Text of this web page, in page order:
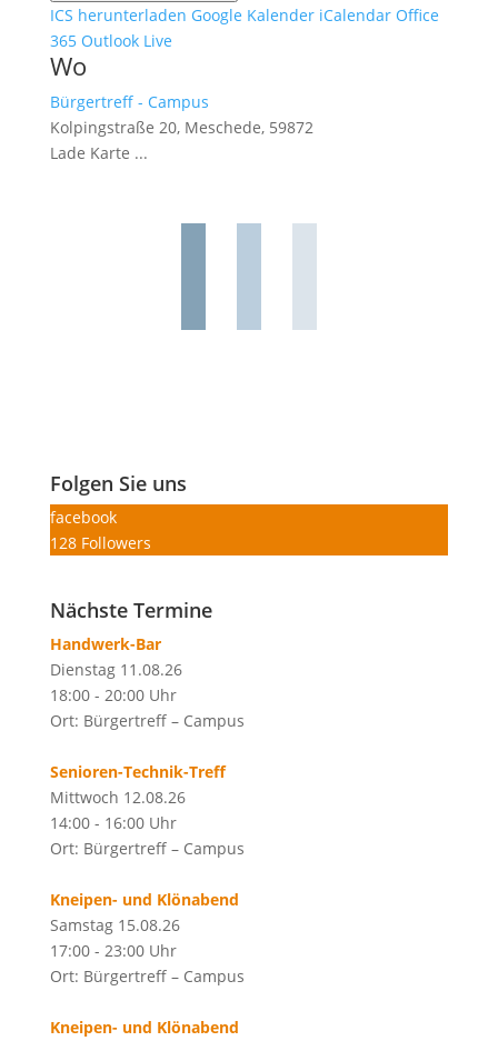
ICS herunterladen Google Kalender iCalendar Office
365 Outlook Live
Wo
Bürgertreff - Campus
Kolpingstraße 20, Meschede, 59872
Lade Karte ...
Folgen Sie uns
facebook
128 Followers
Nächste Termine
Handwerk-Bar
Dienstag 11.08.26
18:00 - 20:00 Uhr
Ort: Bürgertreff – Campus
Senioren-Technik-Treff
Mittwoch 12.08.26
14:00 - 16:00 Uhr
Ort: Bürgertreff – Campus
Kneipen- und Klönabend
Samstag 15.08.26
17:00 - 23:00 Uhr
Ort: Bürgertreff – Campus
Kneipen- und Klönabend